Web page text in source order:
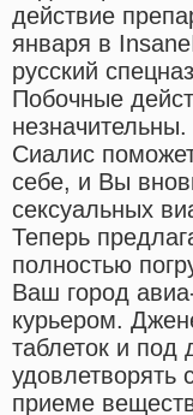
действие
января в
русский
Побочные
Сиалис
себе, и Вы
сексуальных
Теперь
полностью
Ваш город
курьером.
таблеток и под
удовлетворять
приеме